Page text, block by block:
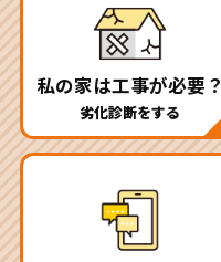
私の家は工事が必要？
劣化診断をする